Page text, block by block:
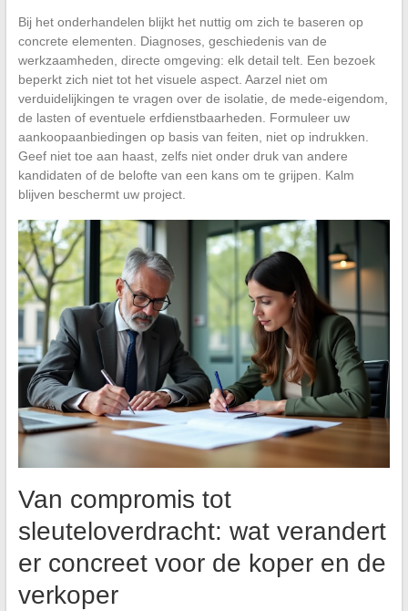
Bij het onderhandelen blijkt het nuttig om zich te baseren op
concrete elementen. Diagnoses, geschiedenis van de
werkzaamheden, directe omgeving: elk detail telt. Een bezoek
beperkt zich niet tot het visuele aspect. Aarzel niet om
verduidelijkingen te vragen over de isolatie, de mede-eigendom,
de lasten of eventuele erfdienstbaarheden. Formuleer uw
aankoopaanbiedingen op basis van feiten, niet op indrukken.
Geef niet toe aan haast, zelfs niet onder druk van andere
kandidaten of de belofte van een kans om te grijpen. Kalm
blijven beschermt uw project.
Van compromis tot
sleuteloverdracht: wat verandert
er concreet voor de koper en de
verkoper